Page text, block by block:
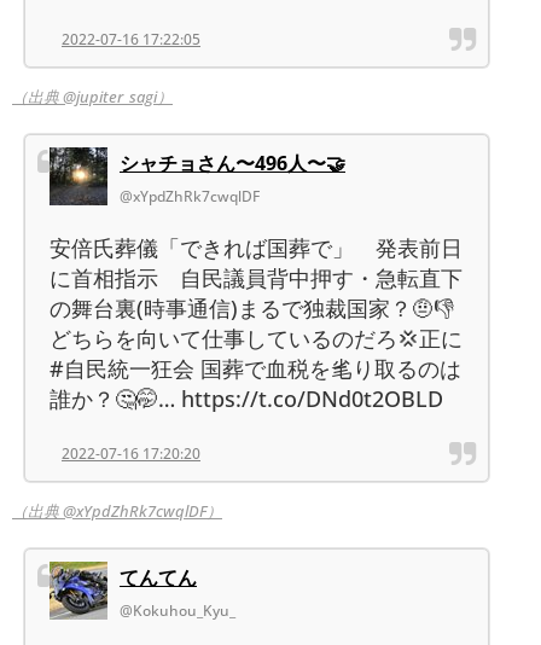
2022-07-16 17:22:05
（出典 @jupiter_sagi）
シャチョさん〜496人〜🤝
@xYpdZhRk7cwqlDF
安倍氏葬儀「できれば国葬で」 発表前日
に首相指示 自民議員背中押す・急転直下
の舞台裏(時事通信)まるで独裁国家？🤨👎
どちらを向いて仕事しているのだろ💢正に
#自民統一狂会 国葬で血税を毟り取るのは
誰か？🤔🤭… https://t.co/DNd0t2OBLD
2022-07-16 17:20:20
（出典 @xYpdZhRk7cwqlDF）
てんてん
@Kokuhou_Kyu_